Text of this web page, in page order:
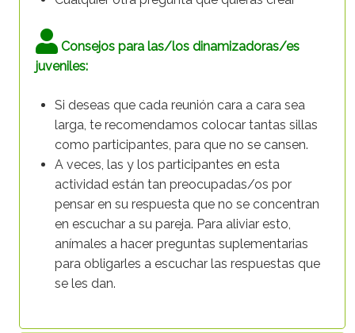
Consejos para las/los dinamizadoras/es
juveniles:
Si deseas que cada reunión cara a cara sea
larga, te recomendamos colocar tantas sillas
como participantes, para que no se cansen.
A veces, las y los participantes en esta
actividad están tan preocupadas/os por
pensar en su respuesta que no se concentran
en escuchar a su pareja. Para aliviar esto,
anímales a hacer preguntas suplementarias
para obligarles a escuchar las respuestas que
se les dan.